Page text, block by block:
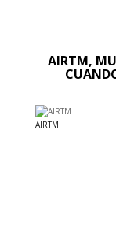
AIRTM,
AIRTM